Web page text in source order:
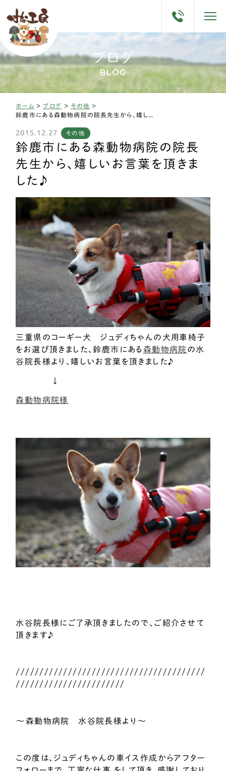
ブログ
BLOG
ホーム >ブログ > その他 >
2015.12.27 その他
鈴鹿市にある森動物病院の院長
先生から、嬉しいお言葉を頂きま
した♪
三重県のコーギー犬 ジュディちゃんの犬用車椅子
をお選び頂きました、鈴鹿市にある 森動物病院 の水
谷院長様より、嬉しいお言葉を頂きました♪
↓
森動物病院様
水谷院長様にご了承頂きましたので、ご紹介させて
頂きます♪
////////////////////////////////////////
///////////////////////
～森動物病院 水谷院長様より～
この度は、ジュディちゃんの車イス作成からアフター